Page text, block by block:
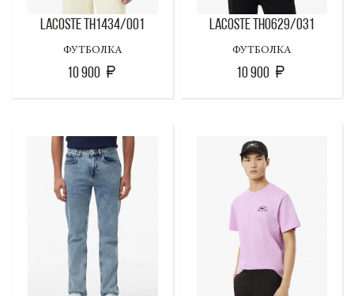
LACOSTE TH1434/001
ФУТБОЛКА
10 900
LACOSTE TH0629/031
ФУТБОЛКА
10 900